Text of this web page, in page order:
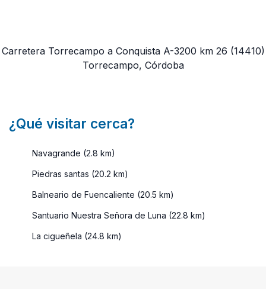
Carretera Torrecampo a Conquista A-3200 km 26 (14410)
Torrecampo, Córdoba
¿Qué visitar cerca?
Navagrande (2.8 km)
Piedras santas (20.2 km)
Balneario de Fuencaliente (20.5 km)
Santuario Nuestra Señora de Luna (22.8 km)
La cigueñela (24.8 km)